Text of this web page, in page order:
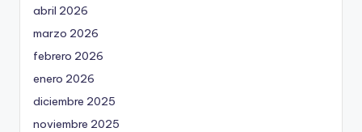
abril 2026
marzo 2026
febrero 2026
enero 2026
diciembre 2025
noviembre 2025